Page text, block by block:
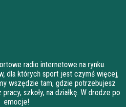
radio internetowe na rynku.
dla których sport jest czymś więcej,
wszędzie tam, gdzie potrzebujesz
szkoły, na działkę. W drodze po
emocje!